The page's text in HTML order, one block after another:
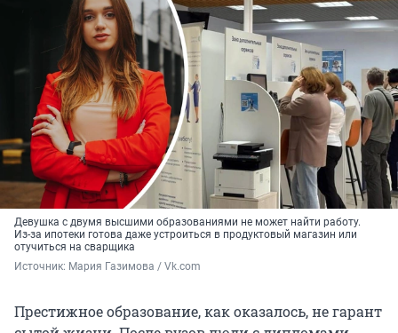
Девушка с двумя высшими образованиями не может найти работу.
Из-за ипотеки готова даже устроиться в продуктовый магазин или
отучиться на сварщика
Источник: Мария Газимова / Vk.com
Престижное образование, как оказалось, не гарант